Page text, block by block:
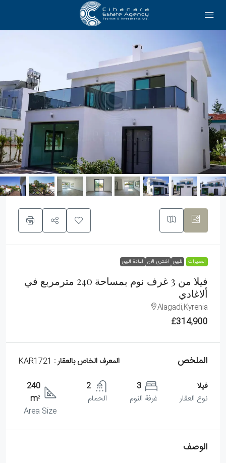
الممیزات للبيع اشتري الان اعادة البيع
فيلا من 3 غرف نوم بمساحة 240 مترمربع في
ألاغادي
Alagadi,Kyrenia
£314,900
الملخص المعرف الخاص بالعقار :
فيلا
نوع العقار
3
غرفة النوم
2
الحمام
240
m²
Area Size
الوصف